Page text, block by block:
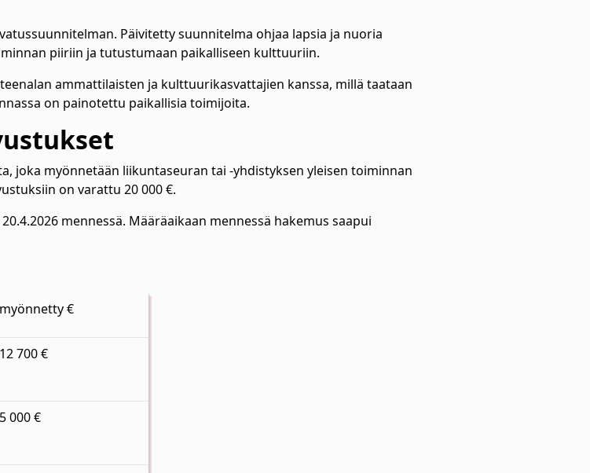
Päivitetty suunnitelma ohjaa lapsia ja nuoria
piiriin ja tutustumaan paikalliseen kulttuuriin.
ammattilaisten ja kulttuurikasvattajien kanssa, millä taataan
on painotettu paikallisia toimijoita.
joka myönnetään liikuntaseuran tai -yhdistyksen yleisen toiminnan
on varattu 20 000 €.
mennessä. Määräaikaan mennessä hakemus saapui
myönnetty €
12 700 €
5 000 €